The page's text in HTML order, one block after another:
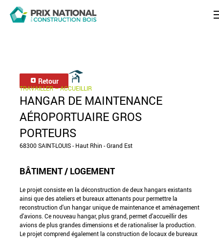
Retour
TRAVAILLER – ACCUEILLIR
HANGAR DE MAINTENANCE
AÉROPORTUAIRE GROS
PORTEURS
68300 SAINT-LOUIS - Haut Rhin - Grand Est
BÂTIMENT / LOGEMENT
Le projet consiste en la déconstruction de deux hangars existants
ainsi que des ateliers et bureaux attenants pour permettre la
reconstruction d'un hangar unique de maintenance et aménagement
d'avions. Ce nouveau hangar, plus grand, permet d'accueillir des
avions de plus grandes dimensions et de rationaliser la production.
Le projet comprend également la construction de locaux de bureaux